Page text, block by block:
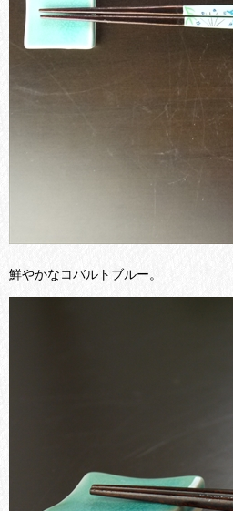
鮮やかなコバルトブルー。